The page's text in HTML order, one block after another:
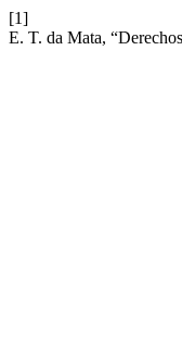
[1]
E. T. da Mata,